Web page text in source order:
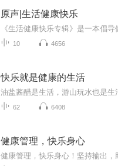
原声|生活健康快乐
10 4656
快乐就是健康的生活
62 6408
健康管理，快乐身心